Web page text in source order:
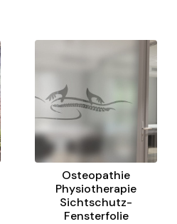
Osteopathie
Physiotherapie
Sichtschutz-
Fensterfolie